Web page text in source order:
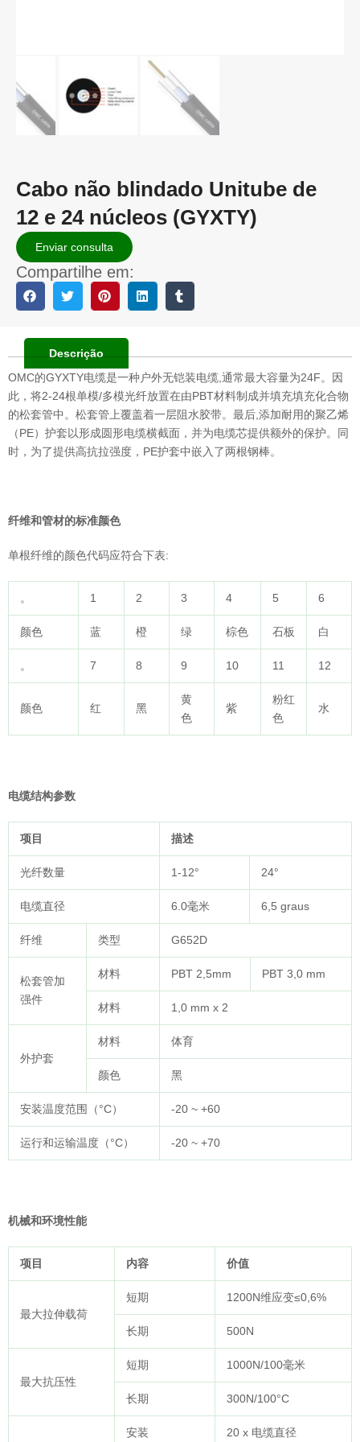
Cabo não blindado Unitube de
12 e 24 núcleos (GYXTY)
Enviar consulta
Compartilhe em:
Descrição
OMC的GYXTY电缆是一种户外无铠装电缆,通常最大容量为24F。因
此，将2-24根单模/多模光纤放置在由PBT材料制成并填充填充化合物
的松套管中。松套管上覆盖着一层阻水胶带。最后,添加耐用的聚乙烯
（PE）护套以形成圆形电缆横截面，并为电缆芯提供额外的保护。同
时，为了提供高抗拉强度，PE护套中嵌入了两根钢棒。
纤维和管材的标准颜色
单根纤维的颜色代码应符合下表:
。 1 2 3 4 5 6
颜色 蓝 橙 绿 棕色 石板 白
。 7 8 9 10 11 12
颜色 红 黑
黄
色
紫
粉红
色
水
电缆结构参数
项目 描述
光纤数量 1-12° 24°
电缆直径 6.0毫米 6,5 graus
纤维 类型 G652D
松套管加
强件
材料 PBT 2,5mm PBT 3,0 mm
材料 1,0 mm x 2
外护套
材料 体育
颜色 黑
安装温度范围（°C） -20 ~ +60
运行和运输温度（°C） -20 ~ +70
机械和环境性能
项目 内容 价值
最大拉伸载荷
短期 1200N维应变≤0,6%
长期 500N
最大抗压性
短期 1000N/100毫米
长期 300N/100°C
安装 20 x 电缆直径